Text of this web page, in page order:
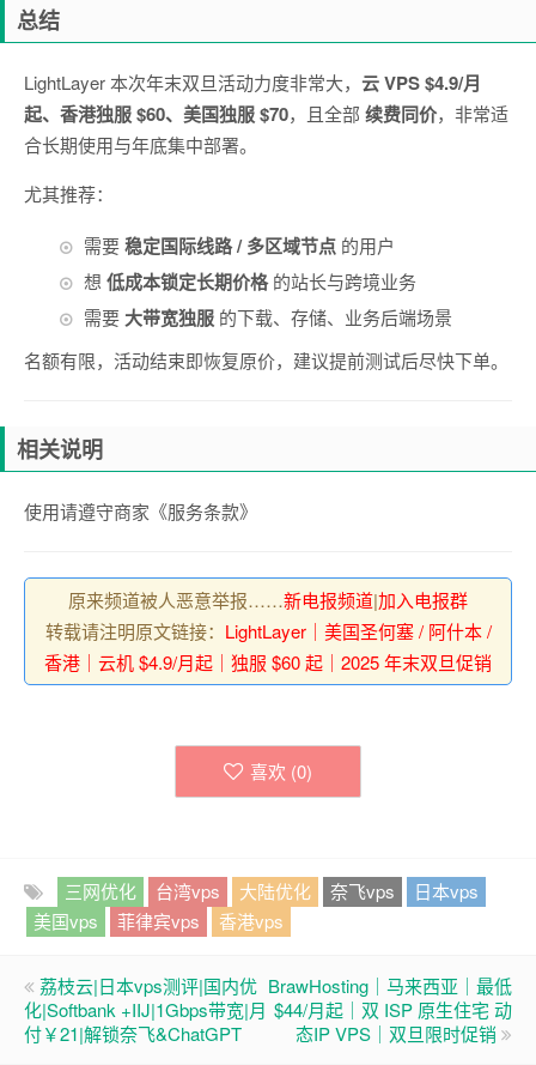
总结
LightLayer 本次年末双旦活动力度非常大， 云 VPS $4.9/月
起、香港独服 $60、美国独服 $70，且全部 续费同价，非常适
合长期使用与年底集中部署。
尤其推荐：
需要稳定国际线路 / 多区域节点 的用户
想 低成本锁定长期价格的站长与跨境业务
需要 大带宽独服 的下载、存储、业务后端场景
名额有限，活动结束即恢复原价，建议提前测试后尽快下单。
相关说明
使用请遵守商家《服务条款》
原来频道被人恶意举报……新电报频道|加入电报群
转载请注明原文链接： LightLayer｜美国圣何塞 / 阿什本 /
香港｜云机 $4.9/月起｜独服 $60 起｜2025 年末双旦促销
喜欢 (0)
三网优化 台湾vps 大陆优化 奈飞vps
日本vps
美国vps
菲律宾vps 香港vps
荔枝云|日本vps测评|国内优
化|Softbank +IIJ|1Gbps带宽|月
付￥21|解锁奈飞&ChatGPT
BrawHosting｜马来西亚｜最低
$44/月起｜双 ISP 原生住宅 动
态IP VPS｜双旦限时促销